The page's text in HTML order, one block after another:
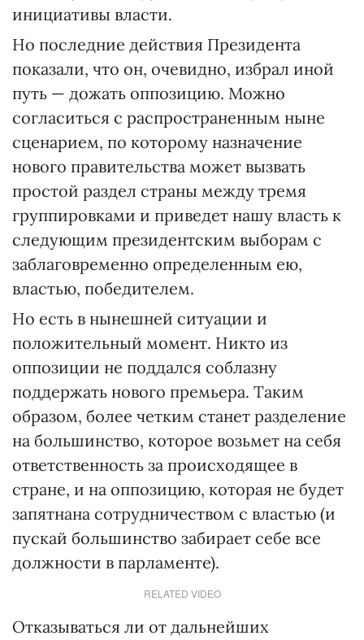
инициативы власти.
Но последние действия Президента
показали, что он, очевидно, избрал иной
путь — дожать оппозицию. Можно
согласиться с распространенным ныне
сценарием, по которому назначение
нового правительства может вызвать
простой раздел страны между тремя
группировками и приведет нашу власть к
следующим президентским выборам с
заблаговременно определенным ею,
властью, победителем.
Но есть в нынешней ситуации и
положительный момент. Никто из
оппозиции не поддался соблазну
поддержать нового премьера. Таким
образом, более четким станет разделение
на большинство, которое возьмет на себя
ответственность за происходящее в
стране, и на оппозицию, которая не будет
запятнана сотрудничеством с властью (и
пускай большинство забирает себе все
должности в парламенте).
RELATED VIDEO
Отказываться ли от дальнейших